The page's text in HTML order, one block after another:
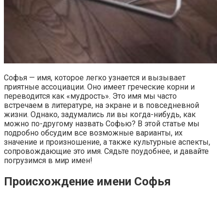
Софья — имя, которое легко узнается и вызывает
приятные ассоциации. Оно имеет греческие корни и
переводится как «мудрость». Это имя мы часто
встречаем в литературе, на экране и в повседневной
жизни. Однако, задумались ли вы когда-нибудь, как
можно по-другому назвать Софью? В этой статье мы
подробно обсудим все возможные варианты, их
значение и произношение, а также культурные аспекты,
сопровождающие это имя. Сядьте поудобнее, и давайте
погрузимся в мир имен!
Происхождение имени Софья